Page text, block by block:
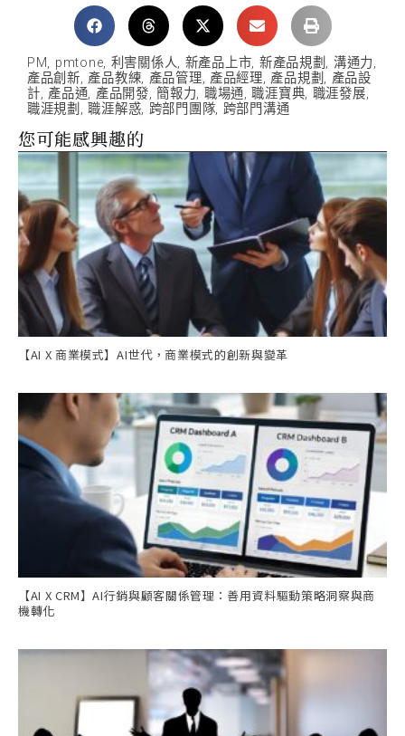
PM, pmtone, 利害關係人, 新產品上市, 新產品規劃 , 溝通力,
產品創新, 產品教練, 產品管理, 產品經理, 產品規劃 , 產品設
計, 產品通, 產品開發,簡報力, 職場通,職涯寶典, 職涯發展,
職涯規劃 ,職涯解惑, 跨部門團隊, 跨部門溝通
您可能感興趣的
【AI X 商業模式】AI世代，商業模式的創新與變革
【AI X CRM】AI行銷與顧客關係管理：善用資料驅動策略洞察與商
機轉化